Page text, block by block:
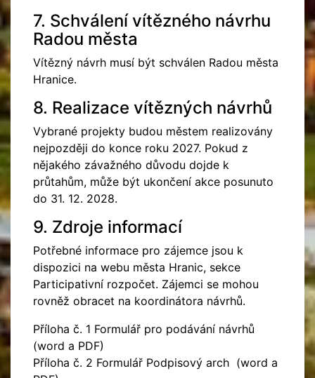
7. Schválení vítězného návrhu
Radou města
Vítězný návrh musí být schválen Radou města
Hranice.
8. Realizace vítězných návrhů
Vybrané projekty budou městem realizovány
nejpozději do konce roku 2027. Pokud z
nějakého závažného důvodu dojde k
průtahům, může být ukončení akce posunuto
do 31. 12. 2028.
9. Zdroje informací
Potřebné informace pro zájemce jsou k
dispozici na webu města Hranic, sekce
Participativní rozpočet. Zájemci se mohou
rovněž obracet na koordinátora návrhů.
Příloha č. 1 Formulář pro podávání návrhů
(word a PDF)
Příloha č. 2 Formulář Podpisový arch (word a